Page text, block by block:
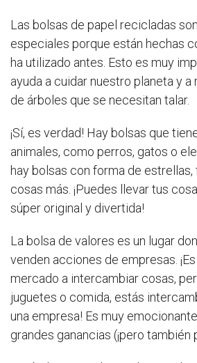
Las bolsas de papel recicladas
especiales porque están hechas
ha utilizado antes. Esto es muy
ayuda a cuidar nuestro planeta y
de árboles que se necesitan talar.
¡Sí, es verdad! Hay bolsas que
animales, como perros, gatos o
hay bolsas con forma de estrellas,
cosas más. ¡Puedes llevar tus
súper original y divertida!
La bolsa de valores es un lugar
venden acciones de empresas.
mercado a intercambiar cosas,
juguetes o comida, estás
una empresa! Es muy
grandes ganancias (¡pero también